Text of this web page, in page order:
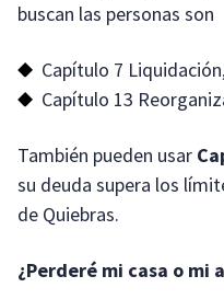
buscan las personas son
Capítulo 7
Capítulo 13
También pueden usar
su deuda supera los
de Quiebras.
¿Perderé mi casa o mi